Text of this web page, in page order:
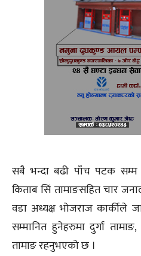
सबै भन्दा बढी पाँच पटक सम्म
किताब सिं तामाङसहित चार
वडा अध्यक्ष भोजराज कार्कीले
सम्मानित हुनेहरुमा दुर्गा
तामाङ रहनुभएको छ ।